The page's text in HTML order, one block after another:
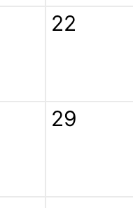
22
29